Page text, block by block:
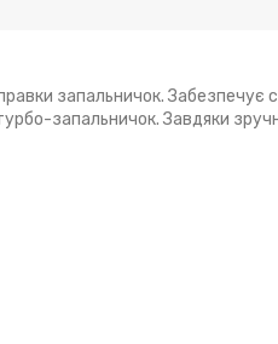
запальничок. Забезпечує
запальничок. Завдяки